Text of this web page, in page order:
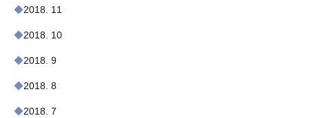
2018. 11
2018. 10
2018. 9
2018. 8
2018. 7